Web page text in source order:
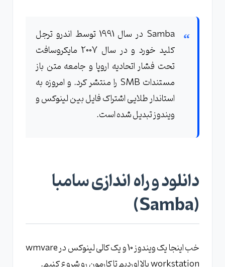
Samba در سال 1991 توسط اندرو ترجل
کلید خورد و در سال 2007 مایکروسافت
تحت فشار اتحادیه اروپا و جامعه متن باز
مستندات SMB را منتشر کرد. و امروزه به
استاندار طلایی اشتراک فایل بین لینوکس و
ویندوز تبدیل شده است.
دانلود و راه اندازی سامبا
(Samba)
خب اینجا یک ویندوز 10 و یک کالی لینوکس در wmvare
workstation بالا اوردیم تا کارمون رو شروع کنیم.